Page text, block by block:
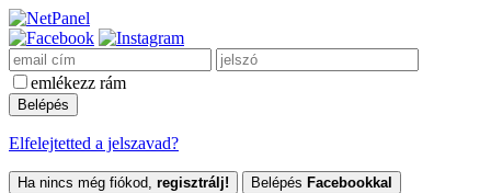
emlékezz rám
Elfelejtetted a jelszavad?
Ha nincs még fiókod, regisztrálj! Belépés Facebookkal